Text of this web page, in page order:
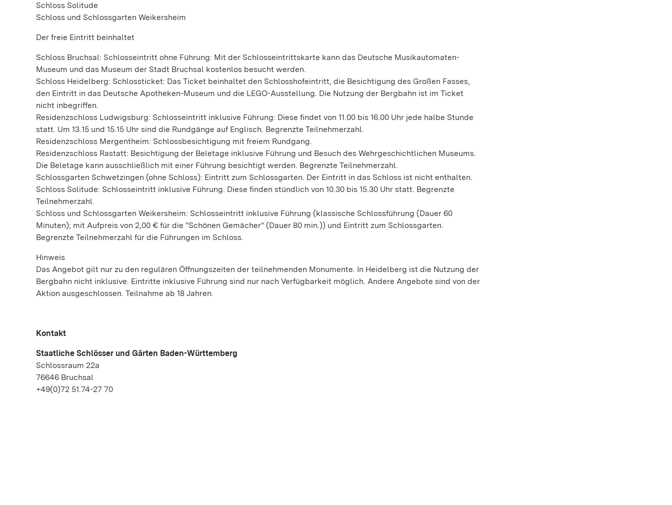
Schloss Solitude
Schloss und Schlossgarten Weikersheim
Der freie Eintritt beinhaltet
Schloss Bruchsal: Schlosseintritt ohne Führung: Mit der Schlosseintrittskarte kann das Deutsche Musikautomaten-
Museum und das Museum der Stadt Bruchsal kostenlos besucht werden.
Schloss Heidelberg: Schlossticket: Das Ticket beinhaltet den Schlosshofeintritt, die Besichtigung des Großen Fasses,
den Eintritt in das Deutsche Apotheken-Museum und die LEGO-Ausstellung. Die Nutzung der Bergbahn ist im Ticket
nicht inbegriffen.
Residenzschloss Ludwigsburg: Schlosseintritt inklusive Führung: Diese findet von 11.00 bis 16.00 Uhr jede halbe Stunde
statt. Um 13.15 und 15.15 Uhr sind die Rundgänge auf Englisch. Begrenzte Teilnehmerzahl.
Residenzschloss Mergentheim: Schlossbesichtigung mit freiem Rundgang.
Residenzschloss Rastatt: Besichtigung der Beletage inklusive Führung und Besuch des Wehrgeschichtlichen Museums.
Die Beletage kann ausschließlich mit einer Führung besichtigt werden. Begrenzte Teilnehmerzahl.
Schlossgarten Schwetzingen (ohne Schloss): Eintritt zum Schlossgarten. Der Eintritt in das Schloss ist nicht enthalten.
Schloss Solitude: Schlosseintritt inklusive Führung. Diese finden stündlich von 10.30 bis 15.30 Uhr statt. Begrenzte
Teilnehmerzahl.
Schloss und Schlossgarten Weikersheim: Schlosseintritt inklusive Führung (klassische Schlossführung (Dauer 60
Minuten); mit Aufpreis von 2,00 € für die "Schönen Gemächer" (Dauer 80 min.)) und Eintritt zum Schlossgarten.
Begrenzte Teilnehmerzahl für die Führungen im Schloss.
Hinweis
Das Angebot gilt nur zu den regulären Öffnungszeiten der teilnehmenden Monumente. In Heidelberg ist die Nutzung der
Bergbahn nicht inklusive. Eintritte inklusive Führung sind nur nach Verfügbarkeit möglich. Andere Angebote sind von der
Aktion ausgeschlossen. Teilnahme ab 18 Jahren.
Kontakt
Staatliche Schlösser und Gärten Baden-Württemberg
Schlossraum 22a
76646 Bruchsal
+49(0)72 51.74-27 70